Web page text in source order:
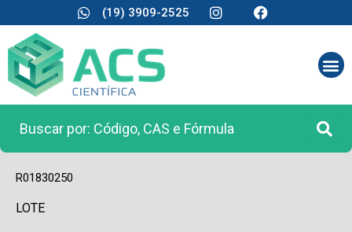
(19) 3909-2525
R01830250
LOTE